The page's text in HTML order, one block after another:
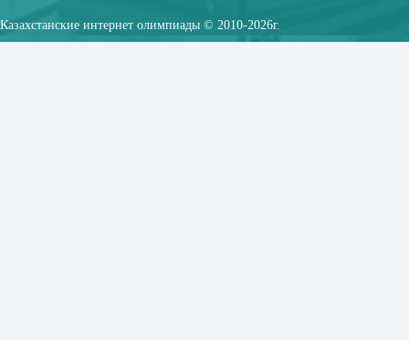
Казахстанские интернет олимпиады © 2010-2026г.